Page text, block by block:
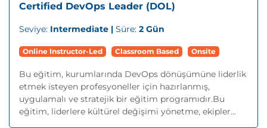
Certified DevOps Leader (DOL)
Seviye: Intermediate | Süre: 2 Gün
Online Instructor-Led Classroom Based Onsite
Bu eğitim, kurumlarında DevOps dönüşümüne liderlik
etmek isteyen profesyoneller için hazırlanmış,
uygulamalı ve stratejik bir eğitim programıdır.Bu
eğitim, liderlere kültürel değişimi yönetme, ekipler...